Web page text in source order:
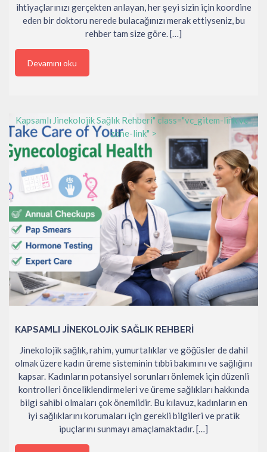
ihtiyaçlarınızı gerçekten anlayan, her şeyi sizin için koordine
eden bir doktoru nerede bulacağınızı merak ettiyseniz, bu
rehber tam size göre. […]
Devamını oku
Kapsamlı Jinekolojik Sağlık Rehberi" class="vc_gitem-link vc-
zone-link" >
KAPSAMLI JINEKOLOJIK SAĞLIK REHBERI
Jinekolojik sağlık, rahim, yumurtalıklar ve göğüsler de dahil
olmak üzere kadın üreme sisteminin tıbbi bakımını ve sağlığını
kapsar. Kadınların potansiyel sorunları önlemek için düzenli
kontrolleri önceliklendirmeleri ve üreme sağlıkları hakkında
bilgi sahibi olmaları çok önemlidir. Bu kılavuz, kadınların en
iyi sağlıklarını korumaları için gerekli bilgileri ve pratik
ipuçlarını sunmayı amaçlamaktadır. […]